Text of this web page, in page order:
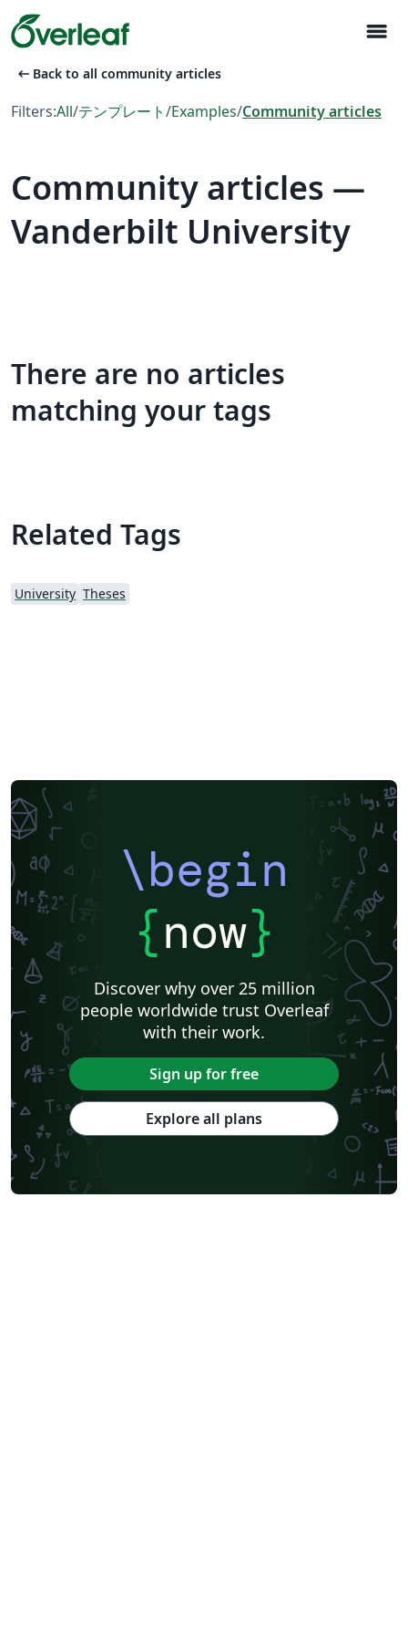
menu
arrow_left_alt Back to all community articles
Filters:All/テンプレート/Examples/Community articles
Community articles —
Vanderbilt University
There are no articles
matching your tags
Related Tags
University Theses
\begin
{now}
Discover why over 25 million
people worldwide trust Overleaf
with their work.
Sign up for free
Explore all plans